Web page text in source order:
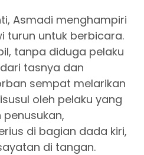
Asmadi menghampiri
turun untuk berbicara.
tanpa diduga pelaku
tasnya dan
sempat melarikan
oleh pelaku yang
di bagian dada kiri,
di tangan.